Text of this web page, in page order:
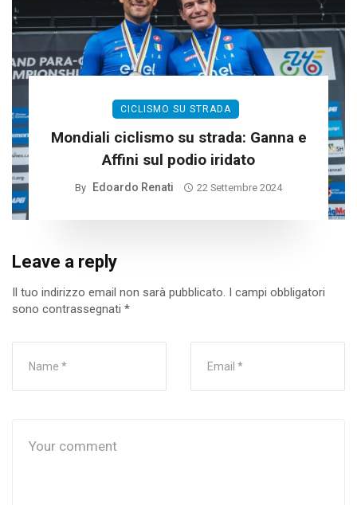
CICLISMO SU STRADA
Mondiali ciclismo su strada: Ganna e
Affini sul podio iridato
By Edoardo Renati 22 Settembre 2024
Leave a reply
Il tuo indirizzo email non sarà pubblicato. I campi obbligatori
sono contrassegnati *